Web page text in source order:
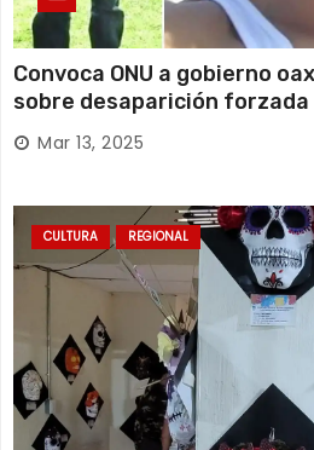
Convoca ONU a gobierno
sobre desaparición forzada
Mar 13, 2025
CULTURA REGIONAL